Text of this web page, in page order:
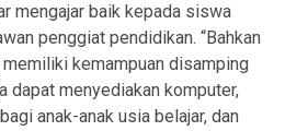
mengajar baik kepada siswa
penggiat pendidikan. “Bahkan
kemampuan disamping
dapat menyediakan komputer,
anak-anak usia belajar, dan